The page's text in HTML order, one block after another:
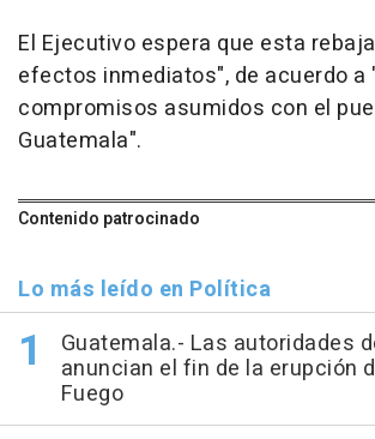
El Ejecutivo espera que esta
efectos inmediatos", de acuerdo a
compromisos asumidos con el
Guatemala".
Contenido patrocinado
Lo más leído en Política
Guatemala.- Las autoridades
anuncian el fin de la erupción
Fuego